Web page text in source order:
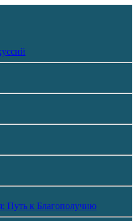
Путь к Благополучию